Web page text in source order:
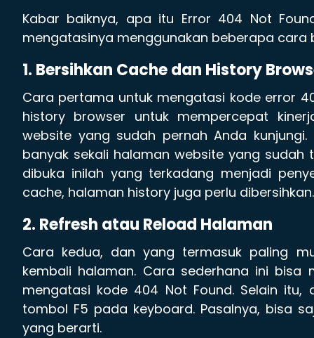
Kabar baiknya, apa itu Error 404 Not
mengatasinya menggunakan beberapa cara
1. Bersihkan Cache dan History
Cara pertama untuk mengatasi kode error
history browser untuk mempercepat
website yang sudah pernah Anda
banyak sekali halaman website yang
dibuka inilah yang terkadang menjadi
cache, halaman history juga perlu dibersihkan.
2. Refresh atau Reload Halaman
Cara kedua, dan yang termasuk paling
kembali halaman. Cara sederhana ini bisa
mengatasi kode 404 Not Found. Selain
tombol F5 pada keyboard. Pasalnya, bisa
yang berarti.